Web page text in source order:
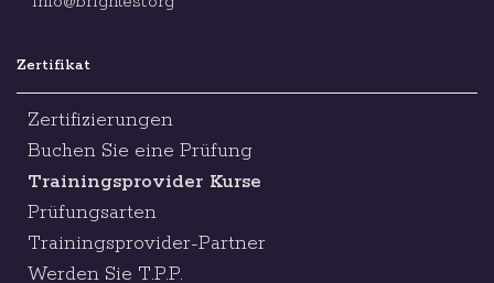
Zertifikat
Zertifizierungen
Buchen Sie eine Prüfung
Trainingsprovider Kurse
Prüfungsarten
Trainingsprovider-Partner
Werden Sie T.P.P.